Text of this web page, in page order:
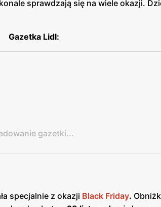
sprawdzają się na wiele okazji.
Gazetka Lidl:
gazetki...
specjalnie z okazji Black Friday.